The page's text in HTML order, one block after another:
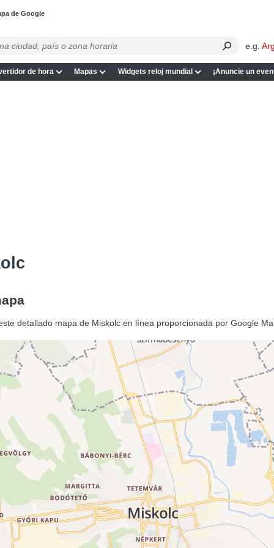
de Google
e.g.
de hora Mapas Widgets reloj mundial ¡Anuncie un
detallado mapa de Miskolc en línea proporcionada por Google